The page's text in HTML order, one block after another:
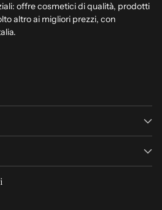
offre cosmetici di qualità, prodotti
altro ai migliori prezzi, con